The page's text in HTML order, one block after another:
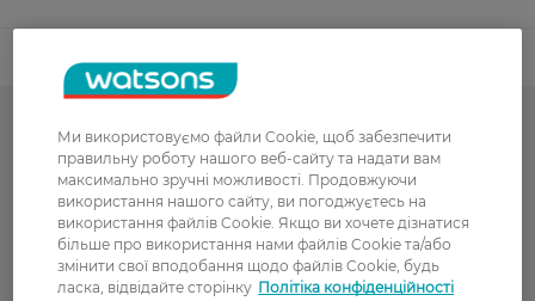
Код товару
-50% на обраний асортимент
Гарячий сезон у WATSONS
Капці
Жіночі капці
Ми використовуємо файли Cookie, щоб забезпечити
правильну роботу нашого веб-сайту та надати вам
максимально зручні можливості. Продовжуючи
використання нашого сайту, ви погоджуєтесь на
використання файлів Cookie. Якщо ви хочете дізнатися
більше про використання нами файлів Cookie та/або
змінити свої вподобання щодо файлів Cookie, будь
ласка, відвідайте сторінку Політіка конфіденційності